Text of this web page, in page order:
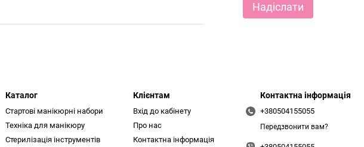
Надіслати
Каталог
Стартові манікюрні набори
Техніка для манікюру
Стерилізація інструментів
Клієнтам
Вхід до кабінету
Про нас
Контактна інформація
Контактна інформація
+380504155055
Передзвонити вам?